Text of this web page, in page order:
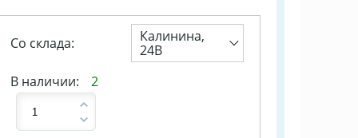
Со склада:
Калинина,
24В
В наличии:
2